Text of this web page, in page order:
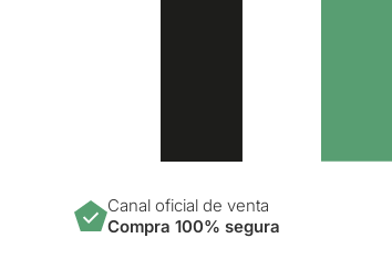
Canal oficial de venta
Compra 100% segura